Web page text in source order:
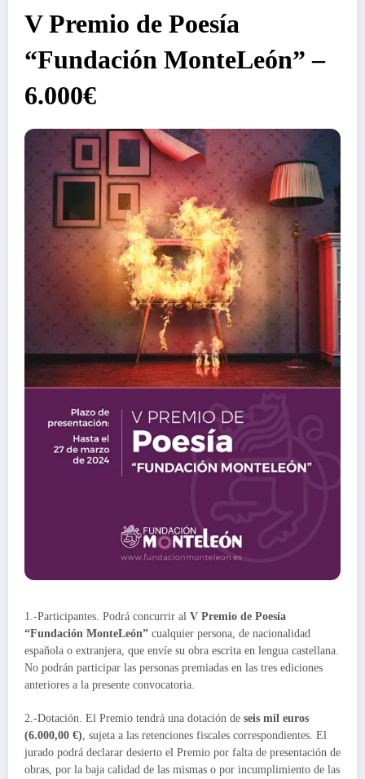
V Premio de Poesía
“Fundación MonteLeón” –
6.000€
1.-Participantes. Podrá concurrir al V Premio de Poesía
“Fundación MonteLeón” cualquier persona, de nacionalidad
española o extranjera, que envíe su obra escrita en lengua castellana.
No podrán participar las personas premiadas en las tres ediciones
anteriores a la presente convocatoria.
2.-Dotación. El Premio tendrá una dotación de seis mil euros
(6.000,00 €) , sujeta a las retenciones fiscales correspondientes. El
jurado podrá declarar desierto el Premio por falta de presentación de
obras, por la baja calidad de las mismas o por incumplimiento de las